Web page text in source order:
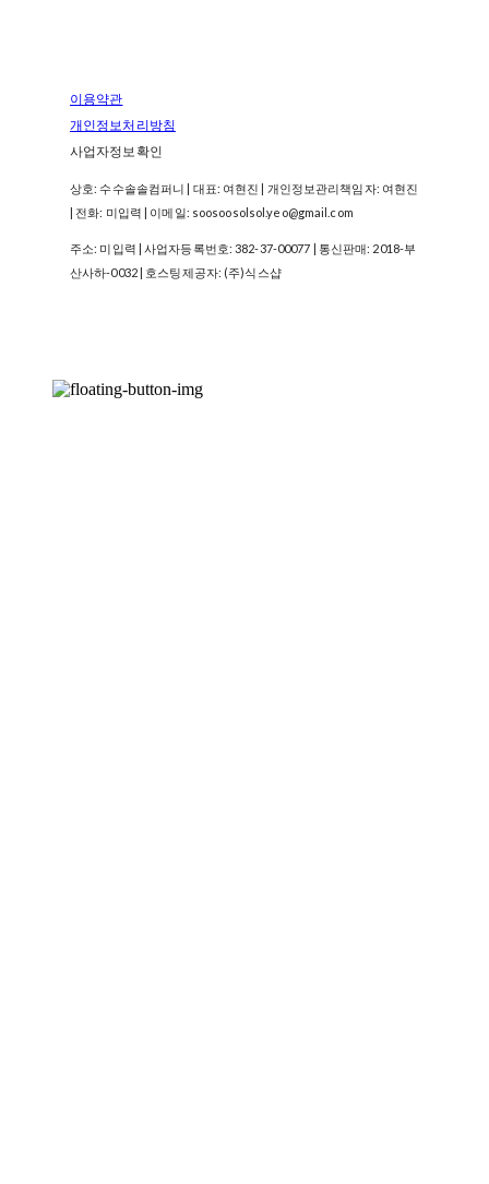
이용약관
개인정보처리방침
사업자정보확인
상호: 수수솔솔컴퍼니 | 대표: 여현진 | 개인정보관리책임자: 여현진
| 전화: 미입력 | 이메일: soosoosolsol.yeo@gmail.com
주소: 미입력 | 사업자등록번호:382-37-00077 | 통신판매: 2018-부
산사하-0032| 호스팅제공자: (주)식스샵